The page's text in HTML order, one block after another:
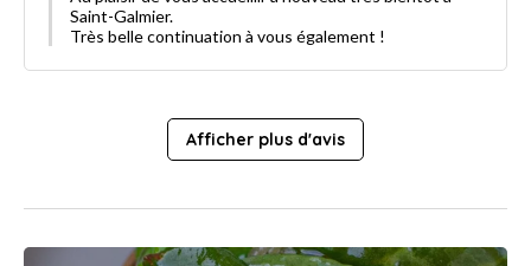
Saint-Galmier.
Très belle continuation à vous également !
Afficher plus d'avis